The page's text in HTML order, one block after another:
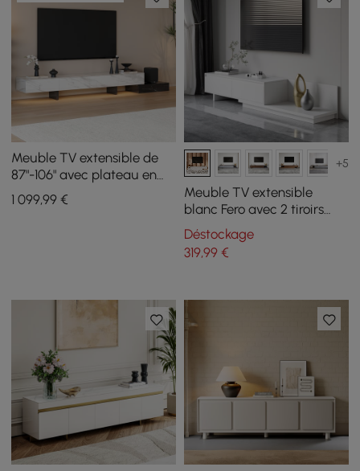
Meuble TV extensible de
87"-106" avec plateau en
pierre frittée et 5 tiroirs
1 099,99 €
+5
Meuble TV extensible
blanc Fero avec 2 tiroirs
(1200 mm-2000 mm)
Déstockage
319,99€